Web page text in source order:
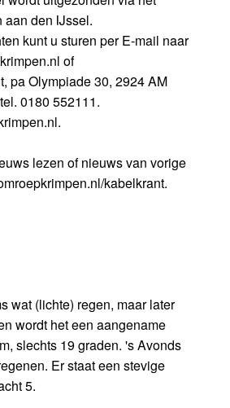
aan den IJssel.
kunt u sturen per E-mail naar
of
pa Olympiade 30, 2924 AM
0180 552111.
lezen of nieuws van vorige
kabelkrant.
wat (lichte) regen, maar later
wordt het een aangename
slechts 19 graden. 's Avonds
Er staat een stevige
5.